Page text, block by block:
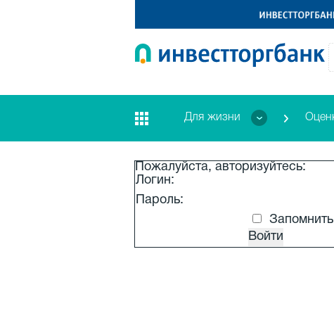
Для жизни
Пожалуйста, авторизуйтесь:
Логин:
Пароль: